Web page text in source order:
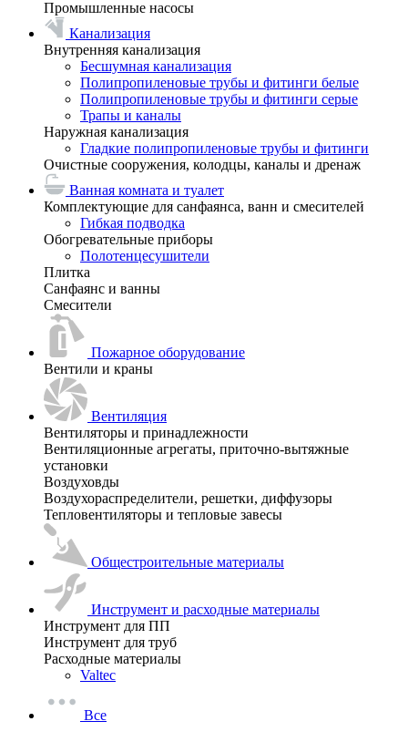
Промышленные насосы
Канализация
Внутренняя канализация
Бесшумная канализация
Полипропиленовые трубы и фитинги белые
Полипропиленовые трубы и фитинги серые
Трапы и каналы
Наружная канализация
Гладкие полипропиленовые трубы и фитинги
Очистные сооружения, колодцы, каналы и дренаж
Ванная комната и туалет
Комплектующие для санфаянса, ванн и смесителей
Гибкая подводка
Обогревательные приборы
Полотенцесушители
Плитка
Санфаянс и ванны
Смесители
Пожарное оборудование
Вентили и краны
Вентиляция
Вентиляторы и принадлежности
Вентиляционные агрегаты, приточно-вытяжные
установки
Воздуховды
Воздухораспределители, решетки, диффузоры
Тепловентиляторы и тепловые завесы
Общестроительные материалы
Инструмент и расходные материалы
Инструмент для ПП
Инструмент для труб
Расходные материалы
Valtec
Все